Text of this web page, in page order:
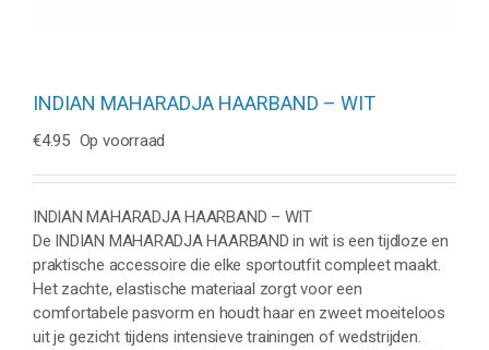
INDIAN MAHARADJA HAARBAND – WIT
€4.95 Op voorraad
INDIAN MAHARADJA HAARBAND – WIT
De INDIAN MAHARADJA HAARBAND in wit is een tijdloze en
praktische accessoire die elke sportoutfit compleet maakt.
Het zachte, elastische materiaal zorgt voor een
comfortabele pasvorm en houdt haar en zweet moeiteloos
uit je gezicht tijdens intensieve trainingen of wedstrijden.